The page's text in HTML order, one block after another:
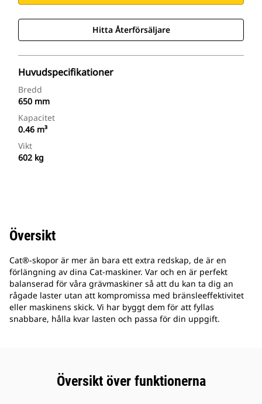
Hitta Återförsäljare
Huvudspecifikationer
Bredd
650 mm
Kapacitet
0.46 m³
Vikt
602 kg
Översikt
Cat®-skopor är mer än bara ett extra redskap, de är en
förlängning av dina Cat-maskiner. Var och en är perfekt
balanserad för våra grävmaskiner så att du kan ta dig an
rågade laster utan att kompromissa med bränsleeffektivitet
eller maskinens skick. Vi har byggt dem för att fyllas
snabbare, hålla kvar lasten och passa för din uppgift.
Översikt över funktionerna